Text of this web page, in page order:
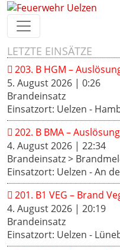
LETZTE EINSÄTZE
203. B HGM –
5. August 2026 | 0:26
Brandeinsatz
Einsatzort: Uelzen -
202. B BMA –
4. August 2026 | 22:34
Brandeinsatz >
Einsatzort: Uelzen - An
201. B1 VEG – Brand
4. August 2026 | 20:19
Brandeinsatz
Einsatzort: Uelzen -